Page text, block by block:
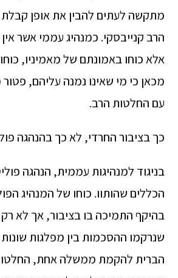
מתקשה לעתים להבין את אופן
הרב קנייבסקי. כמנהיג עממי אשר
אלא כוחו באמונתם של מאמיניו,
מכאן כי מי שאינו נמנה עליהם,
עם החלטות הרב.
כך בציבור החרדי, לא כך בהנהגה
בניגוד למנהיגות עממית, הנהגה
הכללים שהותוו. כוחו של המנהיג
בהיקף התמיכה בו בציבור, אך לא
שנרקמו ההסכמות בין מפלגות
הברית להקמת ממשלה אחת,